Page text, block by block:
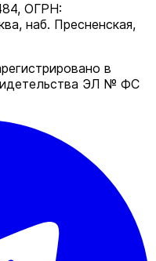
ОГРН:
наб. Пресненская,
в
ЭЛ № ФС